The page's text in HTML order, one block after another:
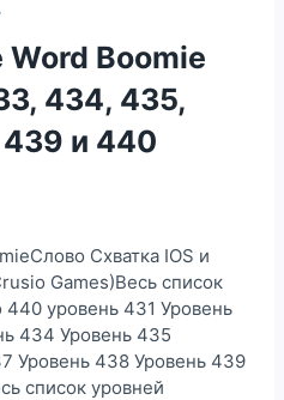
Boomie
434, 435,
и 440
Схватка IOS и
Games)Весь список
уровень 431 Уровень
434 Уровень 435
Уровень 438 Уровень 439
список уровней